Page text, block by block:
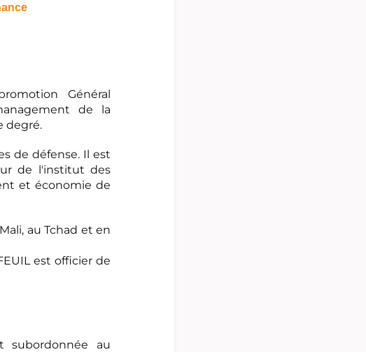
Général
de la
degré.
de défense. Il est
de l'institut des
et économie de
au Tchad et en
est officier de
au